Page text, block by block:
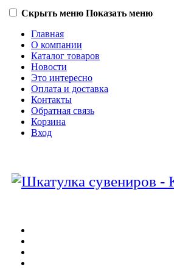
Скрыть меню Показать меню
Главная
О компании
Каталог товаров
Новости
Это интересно
Оплата и доставка
Контакты
Обратная связь
Корзина
Вход